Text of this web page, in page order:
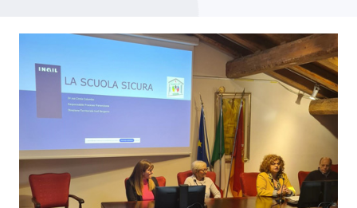
A Bergamo la sicurezza parte dalla scuola